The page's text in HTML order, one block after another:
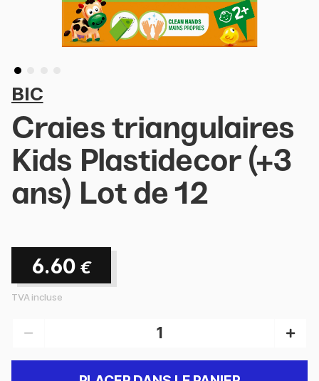
BIC
Craies triangulaires
Kids Plastidecor (+3
ans) Lot de 12
6.60 €
TVA incluse